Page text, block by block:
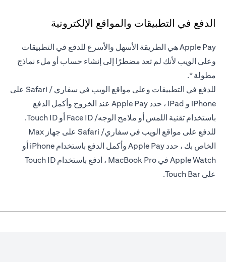
الدفع في التطبيقات والمواقع الإلكترونية
Apple Pay هي الطريقة الأسهل والأسرع للدفع في التطبيقات
وعلى الويب لأنك لم تعد مضطرًا إلى إنشاء حساب أو ملء نماذج
مطولة *.
للدفع في التطبيقات وعلى مواقع الويب في سفاري / Safari على
iPhone و iPad ، حدد Apple Pay عند الخروج وأكمل الدفع
باستخدام تقنية اللمس أو ملامح الوجه/ Face ID أو Touch ID.
للدفع على مواقع الويب في سفاري/ Safari على جهاز Max
الخاص بك ، حدد Apple Pay وأكمل الدفع باستخدام iPhone أو
Apple Watch في MacBook Pro ، ادفع باستخدام Touch ID
على Touch Bar.